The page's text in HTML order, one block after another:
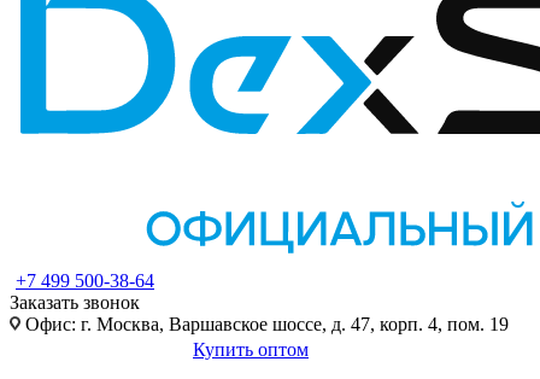
+7 499 500-38-64
Заказать звонок
Офис: г. Москва, Варшавское шоссе, д. 47, корп. 4, пом. 19
Купить оптом